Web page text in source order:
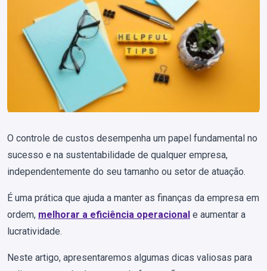
O controle de custos desempenha um papel fundamental no
sucesso e na sustentabilidade de qualquer empresa,
independentemente do seu tamanho ou setor de atuação.
É uma prática que ajuda a manter as finanças da empresa em
ordem, melhorar a eficiência operacional e aumentar a
lucratividade.
Neste artigo, apresentaremos algumas dicas valiosas para